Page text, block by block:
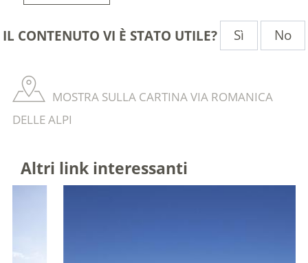
IL CONTENUTO VI È STATO UTILE? Sì No
MOSTRA SULLA CARTINA VIA ROMANICA
DELLE ALPI
Altri link interessanti